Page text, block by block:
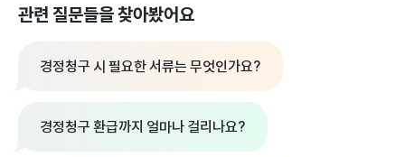
관련 질문들을 찾아봤어요
경정청구 시 필요한 서류는 무엇인가요?
경정청구 환급까지 얼마나 걸리나요?